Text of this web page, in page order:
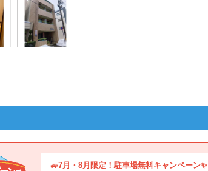
🚙7月・8月限定！駐車場無料キャンペーン✨